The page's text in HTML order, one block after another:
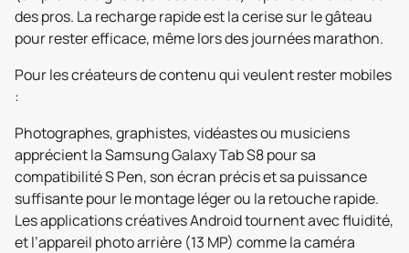
des pros. La recharge rapide est la cerise sur le gâteau
pour rester efficace, même lors des journées marathon.
Pour les créateurs de contenu qui veulent rester mobiles
:
Photographes, graphistes, vidéastes ou musiciens
apprécient la Samsung Galaxy Tab S8 pour sa
compatibilité S Pen, son écran précis et sa puissance
suffisante pour le montage léger ou la retouche rapide.
Les applications créatives Android tournent avec fluidité,
et l’appareil photo arrière (13 MP) comme la caméra